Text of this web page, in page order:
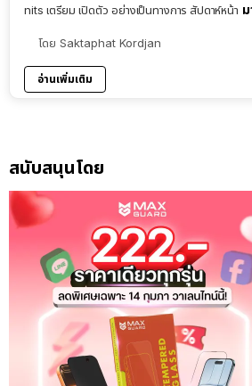
nits เตรียม เปิดตัว อย่างเป็นทางการ สัปดาห์หน้า
โดย Saktaphat Kordjan
อ่านเพิ่มเติม
สนับสนุนโดย